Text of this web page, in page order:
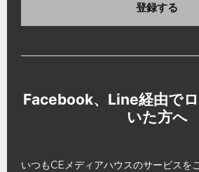
登録する
Facebook、Line経由で
いた方へ
いつもCEメディアハウスのサービスを